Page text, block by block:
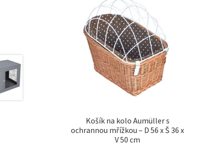
Košík na kolo Aumüller s
ochrannou mřížkou – D 56 x Š 36 x
V 50 cm